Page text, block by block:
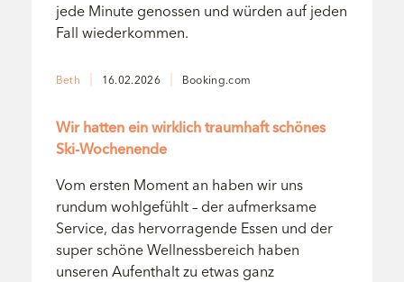
jede Minute genossen und würden auf jeden
Fall wiederkommen.
Beth 16.02.2026 Booking.com
Wir hatten ein wirklich traumhaft schönes
Ski-Wochenende
Vom ersten Moment an haben wir uns
rundum wohlgefühlt – der aufmerksame
Service, das hervorragende Essen und der
super schöne Wellnessbereich haben
unseren Aufenthalt zu etwas ganz